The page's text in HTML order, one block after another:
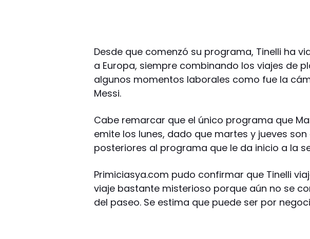
Desde que comenzó su programa, Tinelli ha
a Europa, siempre combinando los viajes de
algunos momentos laborales como fue la
Messi.
Cabe remarcar que el único programa que
emite los lunes, dado que martes y jueves
posteriores al programa que le da inicio a la
Primiciasya.com pudo confirmar que Tinelli
viaje bastante misterioso porque aún no se
del paseo. Se estima que puede ser por